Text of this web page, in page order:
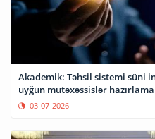
Akademik: Təhsil sistemi süni
uyğun mütəxəssislər
03-07-2026